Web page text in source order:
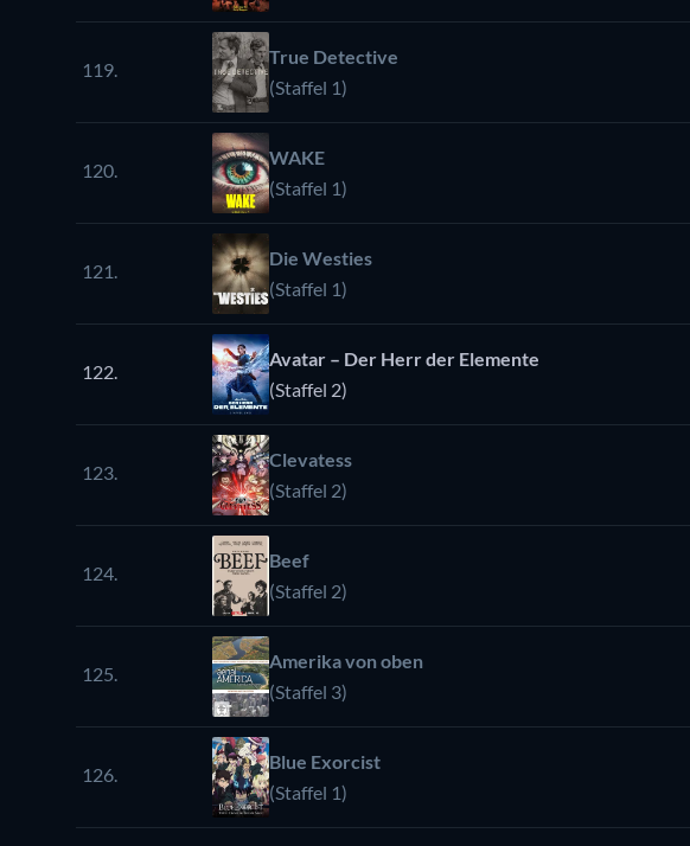
119.
True Detective
(Staffel 1)
120.
WAKE
(Staffel 1)
121.
Die Westies
(Staffel 1)
122.
Avatar – Der Herr der Elemente
(Staffel 2)
123.
Clevatess
(Staffel 2)
124.
Beef
(Staffel 2)
125.
Amerika von oben
(Staffel 3)
126.
Blue Exorcist
(Staffel 1)